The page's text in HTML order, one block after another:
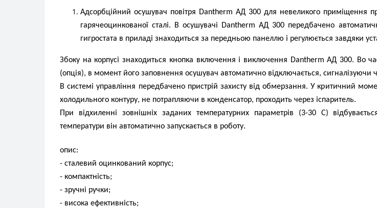
Адсорбційний осушувач повітря Dantherm АД 300 для невеликого приміщення
гарячеоцинкованої сталі. В осушувачі Dantherm АД 300 передбачено
гигростата в приладі знаходиться за передньою панеллю і регулюється завдяки
Збоку на корпусі знаходиться кнопка включення і виключення Dantherm АД 300. Во
(опція), в момент його заповнення осушувач автоматично відключається, сигналізуючи
В системі управління передбачено пристрій захисту від обмерзання. У критичний
холодильного контуру, не потрапляючи в конденсатор, проходить через іспаритель.
При відхиленні зовнішніх заданих температурних параметрів (3-30 С)
температури він автоматично запускається в роботу.
опис:
- сталевий оцинкований корпус;
- компактність;
- зручні ручки;
- висока ефективність;